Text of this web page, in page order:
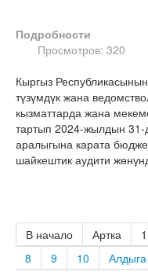
Подробности
Просмотров: 320
Кыргыз
түзүмдүк жана
кызматтарда жана
тартып 2024-жылдын 31-
аралыгына карата
шайкештик аудити
В начало
Артка 1
8
9 10 Алдыга